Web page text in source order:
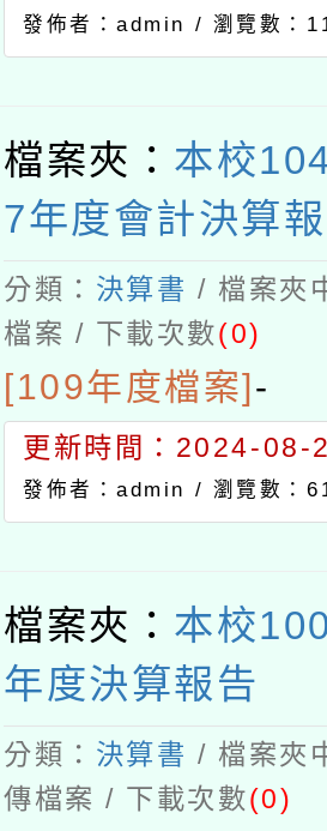
發佈者：admin / 瀏覽數：
檔案夾： 本校
7年度會計決算
分類： 決算書 / 檔案夾
檔案 / 下載次數(0)
[109年度檔案] -
更新時間：2024-08-
發佈者：admin / 瀏覽數：
檔案夾： 本校
年度決算報告
分類： 決算書 / 檔案夾
傳檔案 / 下載次數(0)